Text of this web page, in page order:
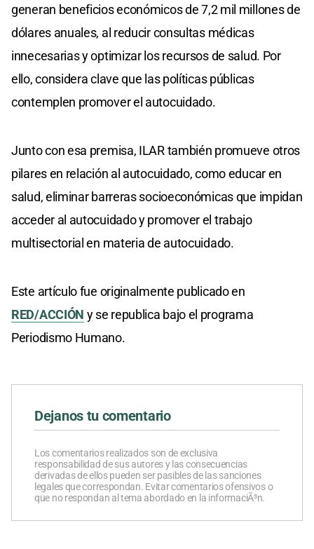
generan beneficios económicos de 7,2 mil millones de
dólares anuales, al reducir consultas médicas
innecesarias y optimizar los recursos de salud. Por
ello, considera clave que las políticas públicas
contemplen promover el autocuidado.
Junto con esa premisa, ILAR también promueve otros
pilares en relación al autocuidado, como educar en
salud, eliminar barreras socioeconómicas que impidan
acceder al autocuidado y promover el trabajo
multisectorial en materia de autocuidado.
Este artículo fue originalmente publicado en
RED/ACCIÓN y se republica bajo el programa
Periodismo Humano.
Dejanos tu comentario
Los comentarios realizados son de exclusiva
responsabilidad de sus autores y las consecuencias
derivadas de ellos pueden ser pasibles de las sanciones
legales que correspondan. Evitar comentarios ofensivos o
que no respondan al tema abordado en la informaciÃ³n.